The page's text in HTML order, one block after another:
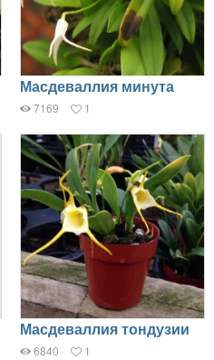
Масдеваллия минута
7169 1
Масдеваллия тондузии
6840 1